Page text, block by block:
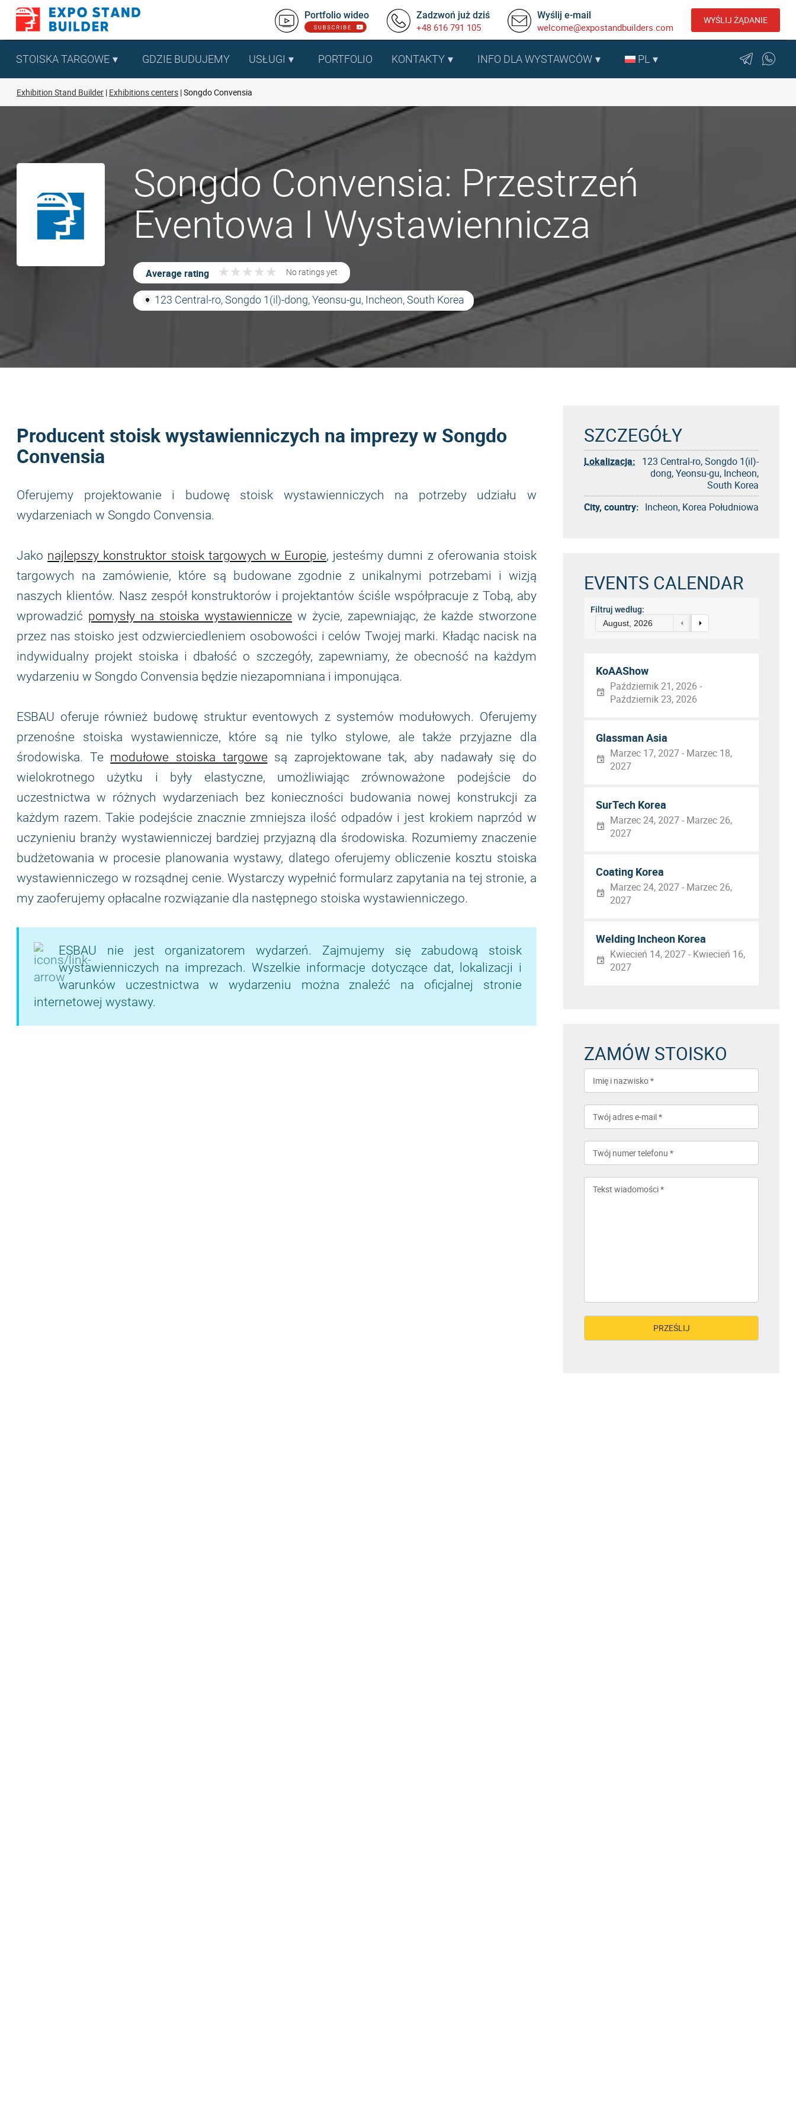
Skip
content
Portfolio wideo Zadzwoń już dziś
+48 616 791 105
Wyślij e-mail
welcome@expostandbuilders.com
WYŚLIJ ŻĄDANIE
STOISKA TARGOWE GDZIE BUDUJEMY USŁUGI PORTFOLIO KONTAKTY INFO DLA WYSTAWCÓW PL
Exhibition Stand Builder Exhibitions centers Songdo Convensia
Songdo Convensia: Przestrzeń
Eventowa I Wystawiennicza
Average rating ★ ★ ★ ★ ★
★ ★ ★ ★ ★ No ratings yet
123 Central-ro, Songdo 1(il)-dong, Yeonsu-gu, Incheon, South Korea
Producent stoisk wystawienniczych na imprezy w Songdo
Convensia
Oferujemy projektowanie i budowę stoisk wystawienniczych na potrzeby udziału w
wydarzeniach w Songdo Convensia.
Jako najlepszy konstruktor stoisk targowych w Europie, jesteśmy dumni z oferowania stoisk
targowych na zamówienie, które są budowane zgodnie z unikalnymi potrzebami i wizją
naszych klientów. Nasz zespół konstruktorów i projektantów ściśle współpracuje z Tobą, aby
wprowadzić pomysły na stoiska wystawiennicze w życie, zapewniając, że każde stworzone
przez nas stoisko jest odzwierciedleniem osobowości i celów Twojej marki. Kładąc nacisk na
indywidualny projekt stoiska i dbałość o szczegóły, zapewniamy, że obecność na każdym
wydarzeniu w Songdo Convensia będzie niezapomniana i imponująca.
ESBAU oferuje również budowę struktur eventowych z systemów modułowych. Oferujemy
przenośne stoiska wystawiennicze, które są nie tylko stylowe, ale także przyjazne dla
środowiska. Te modułowe stoiska targowe są zaprojektowane tak, aby nadawały się do
wielokrotnego użytku i były elastyczne, umożliwiając zrównoważone podejście do
uczestnictwa w różnych wydarzeniach bez konieczności budowania nowej konstrukcji za
każdym razem. Takie podejście znacznie zmniejsza ilość odpadów i jest krokiem naprzód w
uczynieniu branży wystawienniczej bardziej przyjazną dla środowiska. Rozumiemy znaczenie
budżetowania w procesie planowania wystawy, dlatego oferujemy obliczenie kosztu stoiska
wystawienniczego w rozsądnej cenie. Wystarczy wypełnić formularz zapytania na tej stronie, a
my zaoferujemy opłacalne rozwiązanie dla następnego stoiska wystawienniczego.
ESBAU nie jest organizatorem wydarzeń. Zajmujemy się zabudową stoisk
wystawienniczych na imprezach. Wszelkie informacje dotyczące dat, lokalizacji i
warunków uczestnictwa w wydarzeniu można znaleźć na oficjalnej stronie
internetowej wystawy.
SZCZEGÓŁY
Lokalizacja: 123 Central-ro, Songdo 1(il)-
dong, Yeonsu-gu, Incheon,
South Korea
City, country: Incheon, Korea Południowa
EVENTS CALENDAR
Filtruj według:
August, 2026
KoAAShow
Październik 21, 2026 -
Październik 23, 2026
Glassman Asia
Marzec 17, 2027 - Marzec 18,
2027
SurTech Korea
Marzec 24, 2027 - Marzec 26,
2027
Coating Korea
Marzec 24, 2027 - Marzec 26,
2027
Welding Incheon Korea
Kwiecień 14, 2027 - Kwiecień 16,
2027
ZAMÓW STOISKO